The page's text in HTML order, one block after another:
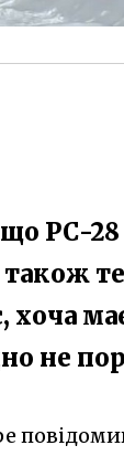
що РС-
також
не